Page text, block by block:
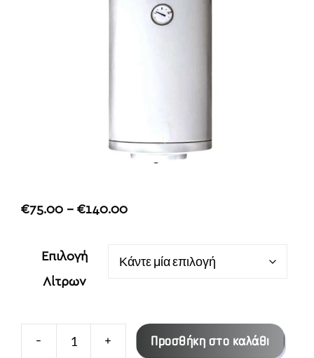
€75.00 – €140.00Price
through
Επιλογή
Λίτρων
-
Caldo
+ Προσθήκη στο καλάθι